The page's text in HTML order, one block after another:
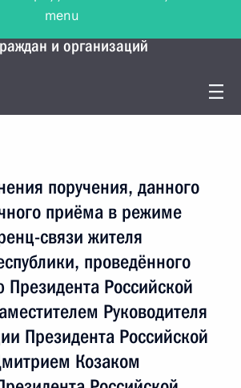
по работе с
и организаций
поручения, данного
приёма в режиме
связи жителя
проведённого
Президента Российской
Руководителя
Президента Российской
Козаком
menu